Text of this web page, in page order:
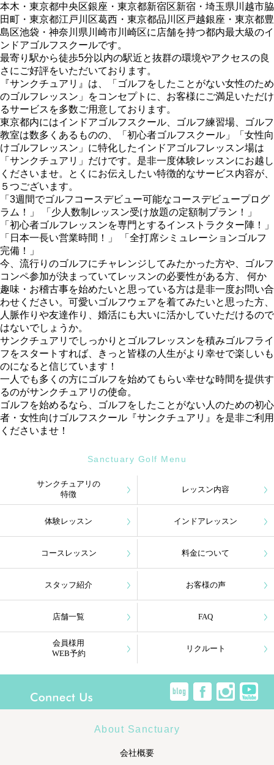
本木・東京都中央区銀座・東京都新宿区新宿・埼玉県川越市脇
田町・東京都江戸川区葛西・東京都品川区戸越銀座・東京都豊
島区池袋・神奈川県川崎市川崎区に店舗を持つ都内最大級のイ
ンドアゴルフスクールです。
最寄り駅から徒歩5分以内の駅近と抜群の環境やアクセスの良
さにご好評をいただいております。
『サンクチュアリ』は、「ゴルフをしたことがない女性のため
のゴルフレッスン」をコンセプトに、お客様にご満足いただけ
るサービスを多数ご用意しております。
東京都内にはインドアゴルフスクール、ゴルフ練習場、ゴルフ
教室は数多くあるものの、「初心者ゴルフスクール」「女性向
けゴルフレッスン」に特化したインドアゴルフレッスン場は
「サンクチュアリ」だけです。是非一度体験レッスンにお越し
くださいませ。とくにお伝えしたい特徴的なサービス内容が、
５つございます。
「3週間でゴルフコースデビュー可能なコースデビュープログ
ラム！」 「少人数制レッスン受け放題の定額制プラン！」
「初心者ゴルフレッスンを専門とするインストラクター陣！」
「日本一長い営業時間！」 「全打席シミュレーションゴルフ
完備！」
今、流行りのゴルフにチャレンジしてみたかった方や、ゴルフ
コンペ参加が決まっていてレッスンの必要性がある方、 何か
趣味・お稽古事を始めたいと思っている方は是非一度お問い合
わせください。可愛いゴルフウェアを着てみたいと思った方、
人脈作りや友達作り、婚活にも大いに活かしていただけるので
はないでしょうか。
サンクチュアリでしっかりとゴルフレッスンを積みゴルフライ
フをスタートすれば、きっと皆様の人生がより幸せで楽しいも
のになると信じています！
一人でも多くの方にゴルフを始めてもらい幸せな時間を提供す
るのがサンクチュアリの使命。
ゴルフを始めるなら、ゴルフをしたことがない人のための初心
者・女性向けゴルフスクール『サンクチュアリ』を是非ご利用
くださいませ！
Sanctuary Golf Menu
サンクチュアリの
特徴
レッスン内容
体験レッスン インドアレッスン
コースレッスン 料金について
スタッフ紹介 お客様の声
店舗一覧 FAQ
会員様用
WEB予約
リクルート
About Sanctuary
会社概要